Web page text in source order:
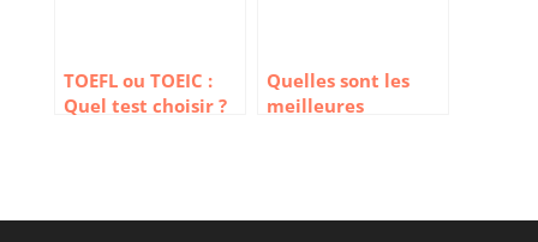
TOEFL ou TOEIC :
Quel test choisir ?
Quelles sont les
meilleures